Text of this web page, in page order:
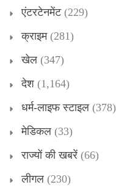
एंटरटेनमेंट(229)
क्राइम(281)
खेल (347)
देश (1,164)
धर्म-लाइफ स्टाइल (378)
मेडिकल (33)
राज्यों की खबरें (66)
लीगल (230)